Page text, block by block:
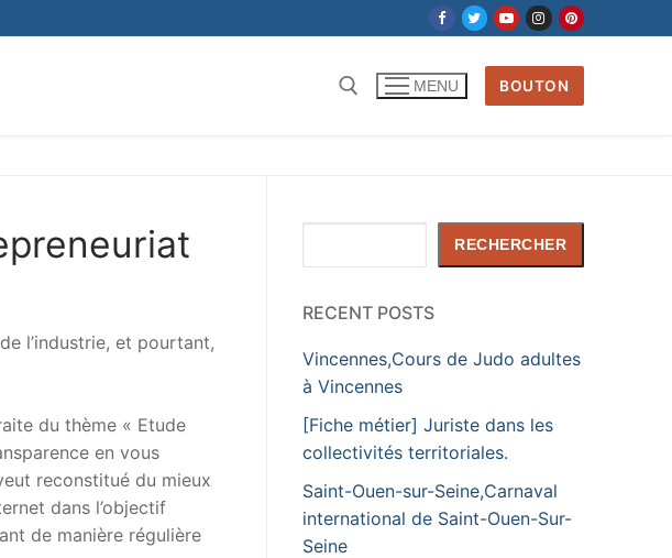
MENU BOUTON
l’industrie, et pourtant,
du thème « Etude
en vous
reconstitué du mieux
dans l’objectif
de manière régulière
RECHERCHER
RECENT POSTS
Vincennes,Cours de Judo adultes
à Vincennes
[Fiche métier] Juriste dans les
collectivités territoriales.
Saint-Ouen-sur-Seine,Carnaval
international de Saint-Ouen-Sur-
Seine